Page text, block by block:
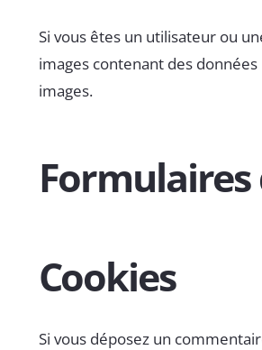
Si vous êtes un utilisateur ou
images contenant des
images.
Cookies
Si vous déposez un